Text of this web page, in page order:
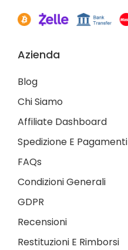
Azienda
Blog
Chi Siamo
Affiliate Dashboard
Spedizione E Pagamenti
FAQs
Condizioni Generali
GDPR
Recensioni
Restituzioni E Rimborsi